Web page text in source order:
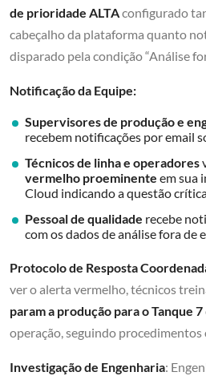
de prioridade ALTAconfigurado
cabeçalho da plataforma quanto
disparado pela condição “Análise
Notificação da Equipe:
Supervisores de produção e
recebem notificações por email
Técnicos de linha e operadores
vermelho proeminente em sua
Cloud indicando a questão
Pessoal de qualidade recebe
com os dados de análise fora de
Protocolo de Resposta
ver o alerta vermelho, técnicos
param a produção para o Tanque 7
operação, seguindo
Investigação de Engenharia: